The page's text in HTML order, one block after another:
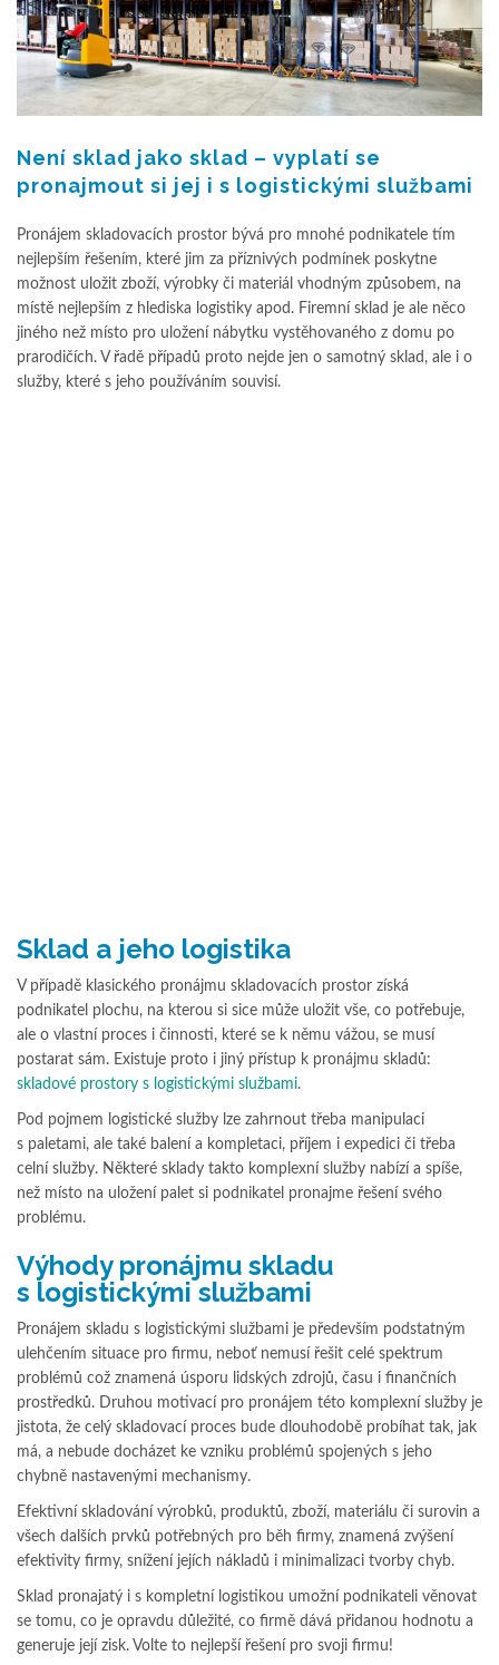
Není sklad jako sklad – vyplatí se
pronajmout si jej i s logistickými službami
Pronájem skladovacích prostor bývá pro mnohé podnikatele tím
nejlepším řešením, které jim za příznivých podmínek poskytne
možnost uložit zboží, výrobky či materiál vhodným způsobem, na
místě nejlepším z hlediska logistiky apod. Firemní sklad je ale něco
jiného než místo pro uložení nábytku vystěhovaného z domu po
prarodičích. V řadě případů proto nejde jen o samotný sklad, ale i o
služby, které s jeho používáním souvisí.
Sklad a jeho logistika
V případě klasického pronájmu skladovacích prostor získá
podnikatel plochu, na kterou si sice může uložit vše, co potřebuje,
ale o vlastní proces i činnosti, které se k němu vážou, se musí
postarat sám. Existuje proto i jiný přístup k pronájmu skladů:
skladové prostory s logistickými službami.
Pod pojmem logistické služby lze zahrnout třeba manipulaci
s paletami, ale také balení a kompletaci, příjem i expedici či třeba
celní služby. Některé sklady takto komplexní služby nabízí a spíše,
než místo na uložení palet si podnikatel pronajme řešení svého
problému.
Výhody pronájmu skladu
s logistickými službami
Pronájem skladu s logistickými službami je především podstatným
ulehčením situace pro firmu, neboť nemusí řešit celé spektrum
problémů což znamená úsporu lidských zdrojů, času i finančních
prostředků. Druhou motivací pro pronájem této komplexní služby je
jistota, že celý skladovací proces bude dlouhodobě probíhat tak, jak
má, a nebude docházet ke vzniku problémů spojených s jeho
chybně nastavenými mechanismy.
Efektivní skladování výrobků, produktů, zboží, materiálu či surovin a
všech dalších prvků potřebných pro běh firmy, znamená zvýšení
efektivity firmy, snížení jejích nákladů i minimalizaci tvorby chyb.
Sklad pronajatý i s kompletní logistikou umožní podnikateli věnovat
se tomu, co je opravdu důležité, co firmě dává přidanou hodnotu a
generuje její zisk. Volte to nejlepší řešení pro svoji firmu!